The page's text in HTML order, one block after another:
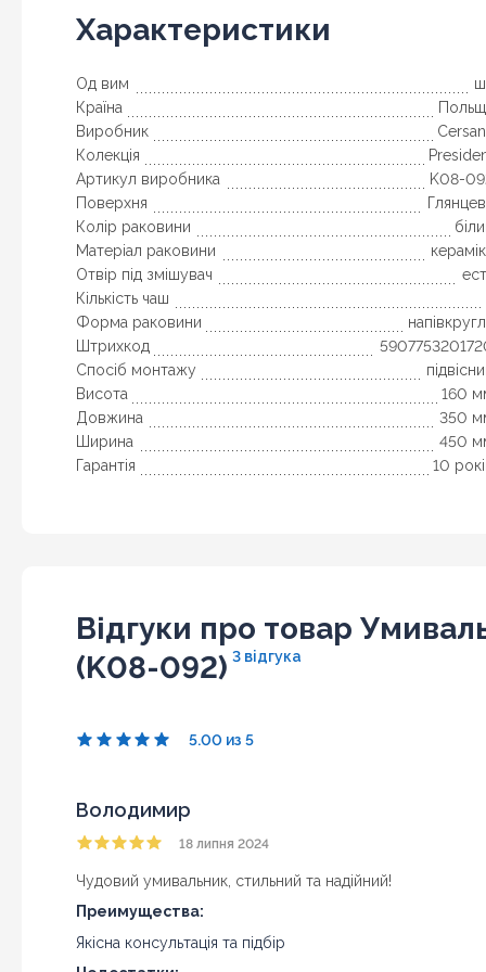
Характеристики
Од вим
Країна
Виробник
Колекція
Артикул виробника
K08-
Поверхня
Колір раковини
Матеріал раковини
Отвір під змішувач
Кількість чаш
Форма раковини
Штрихкод
Спосіб монтажу
Висота
160
Довжина
350
Ширина
450
Гарантія
10
Відгуки про товар
(K08-092) 3 відгука
5.00 из 5
Володимир
18 липня 2024
Чудовий умивальник, стильний та надійний!
Преимущества:
Якісна консультація та підбір